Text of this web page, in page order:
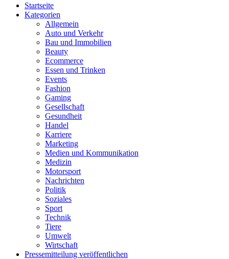
Startseite
Kategorien
Allgemein
Auto und Verkehr
Bau und Immobilien
Beauty
Ecommerce
Essen und Trinken
Events
Fashion
Gaming
Gesellschaft
Gesundheit
Handel
Karriere
Marketing
Medien und Kommunikation
Medizin
Motorsport
Nachrichten
Politik
Soziales
Sport
Technik
Tiere
Umwelt
Wirtschaft
Pressemitteilung veröffentlichen